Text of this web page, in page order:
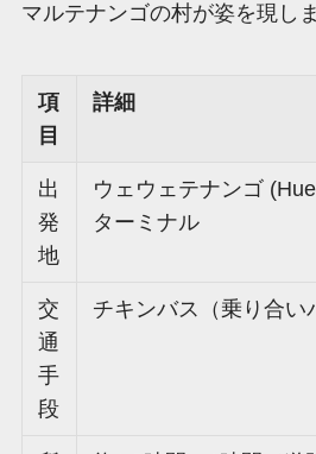
マルテナンゴの村が姿を現しま
項
目
詳細
出
発
地
ウェウェテナンゴ
ターミナル
交
通
手
段
チキンバス（乗り合い